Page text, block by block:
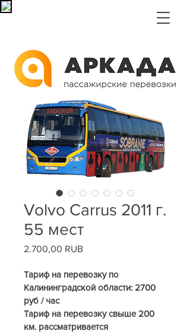
Volvo Carrus 2011 г.
55 мест
2.700,00 RUBЦена
Тариф на перевозку по
Калининградской области: 2700
руб / час
Тариф на перевозку свыше 200
км. рассматривается